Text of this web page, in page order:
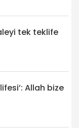
tek teklife
Allah bize